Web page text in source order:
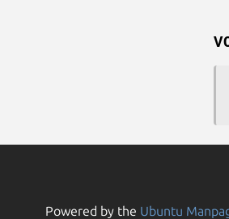
Powered by the Ubuntu